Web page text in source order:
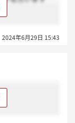
2024年6月29日 15:43